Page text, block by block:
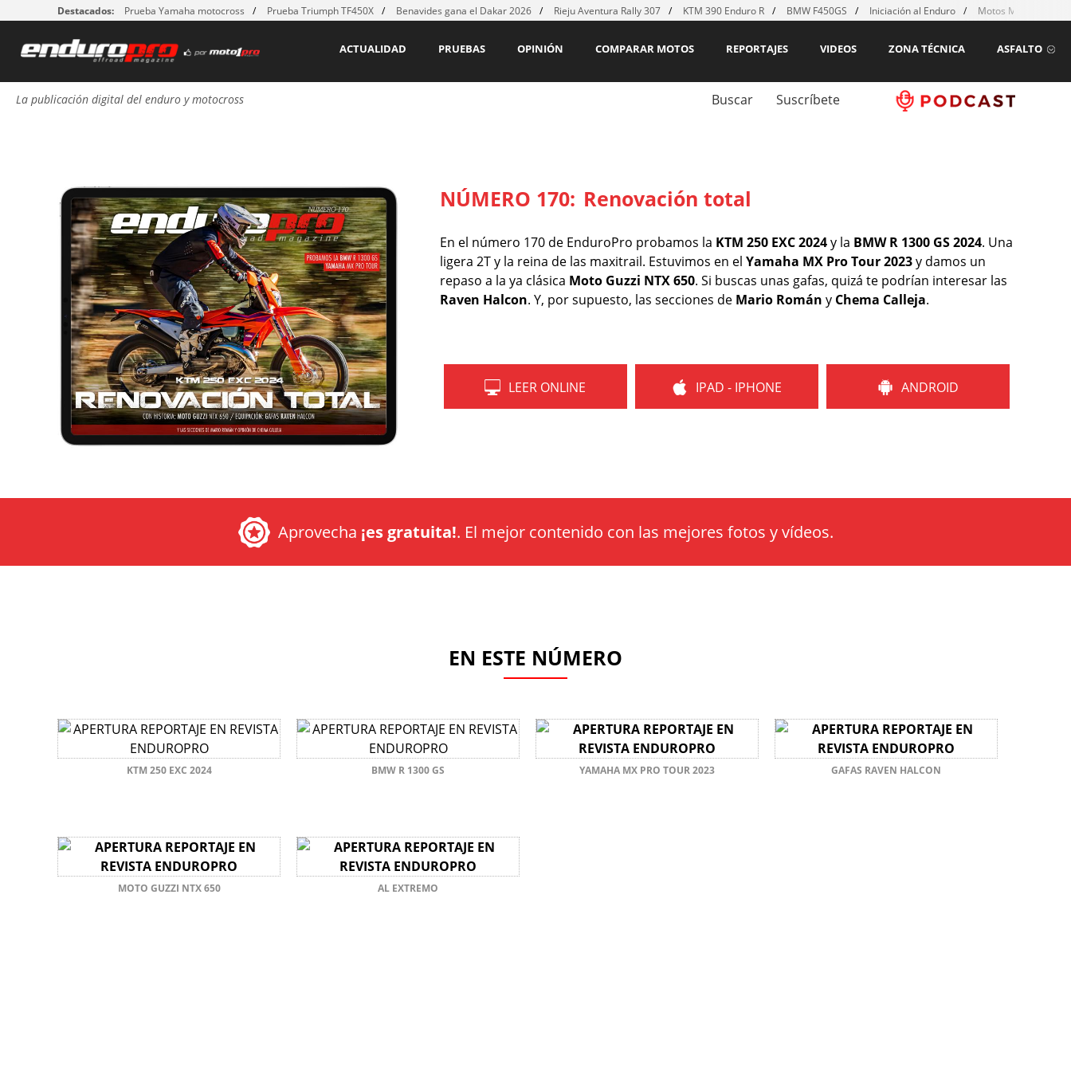
Destacados: Prueba Yamaha motocross Prueba Triumph TF450X Benavides gana el Dakar 2026 Rieju Aventura Rally 307 KTM 390 Enduro R BMW F450GS Iniciación al Enduro Motos MX para
ASFALTO
ZONA TÉCNICA
VIDEOS
REPORTAJES
COMPARAR MOTOS
OPINIÓN
PRUEBAS
ACTUALIDAD
La publicación digital del enduro y motocross Buscar Suscríbete
NÚMERO 170: Renovación total
En el número 170 de EnduroPro probamos la KTM 250 EXC 2024y la BMW R 1300 GS 2024. Una
ligera 2T y la reina de las maxitrail. Estuvimos en el Yamaha MX Pro Tour 2023y damos un
repaso a la ya clásica Moto Guzzi NTX 650. Si buscas unas gafas, quizá te podrían interesar las
Raven Halcon. Y, por supuesto, las secciones de Mario Román y Chema Calleja.
LEER ONLINE IPAD - IPHONE ANDROID
Aprovecha ¡es gratuita!. El mejor contenido con las mejores fotos y vídeos.
EN ESTE NÚMERO
KTM 250 EXC 2024 BMW R 1300 GS YAMAHA MX PRO TOUR 2023 GAFAS RAVEN HALCON
MOTO GUZZI NTX 650 AL EXTREMO